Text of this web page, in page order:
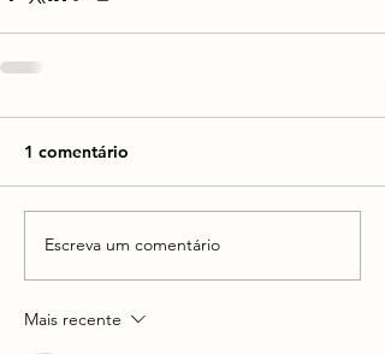
1 comentário
Escreva um comentário
Mais recente